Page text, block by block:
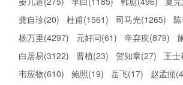
龚自珍(20)
杜甫(1561) 司马光(1265)
杨万里(4297)
元好问(61) 辛弃疾(879)
白居易(3122)
曹植(23) 贺知章(27)
王
韦应物(610)
鲍照(19) 岳飞(17) 赵孟頫